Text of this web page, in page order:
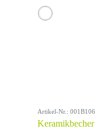
Artikel-Nr.: 001B106